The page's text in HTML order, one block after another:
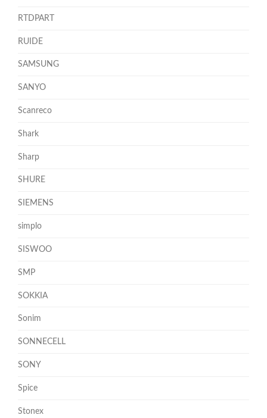
RTDPART
RUIDE
SAMSUNG
SANYO
Scanreco
Shark
Sharp
SHURE
SIEMENS
simplo
SISWOO
SMP
SOKKIA
Sonim
SONNECELL
SONY
Spice
Stonex